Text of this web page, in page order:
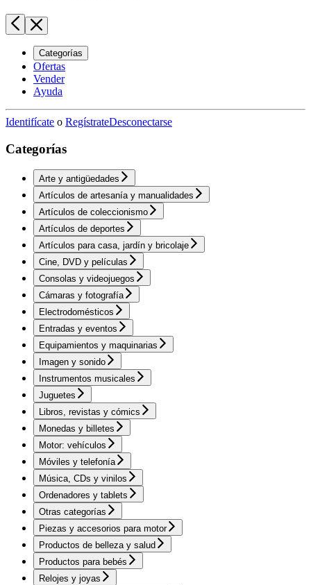
Categorías
Ofertas
Vender
Ayuda
Identifícate o RegístrateDesconectarse
Categorías
Arte y antigüedades
Artículos de artesanía y manualidades
Artículos de coleccionismo
Artículos de deportes
Artículos para casa, jardín y bricolaje
Cine, DVD y películas
Consolas y videojuegos
Cámaras y fotografía
Electrodomésticos
Entradas y eventos
Equipamientos y maquinarias
Imagen y sonido
Instrumentos musicales
Juguetes
Libros, revistas y cómics
Monedas y billetes
Motor: vehículos
Móviles y telefonía
Música, CDs y vinilos
Ordenadores y tablets
Otras categorías
Piezas y accesorios para motor
Productos de belleza y salud
Productos para bebés
Relojes y joyas